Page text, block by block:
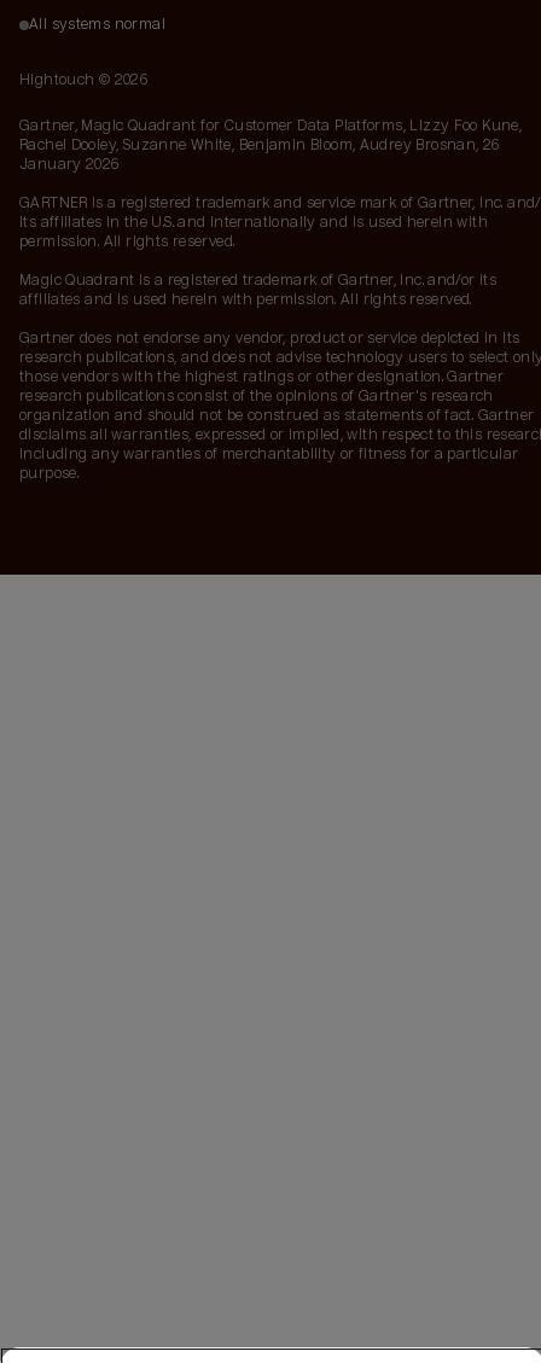
All systems normal
Hightouch © 2026
Gartner, Magic Quadrant for Customer Data Platforms, Lizzy Foo Kune,
Rachel Dooley, Suzanne White, Benjamin Bloom, Audrey Brosnan, 26
January 2026
GARTNER is a registered trademark and service mark of Gartner, Inc.
its affiliates in the U.S. and internationally and is used herein with
permission. All rights reserved.
Magic Quadrant is a registered trademark of Gartner, Inc. and/or its
affiliates and is used herein with permission. All rights reserved.
Gartner does not endorse any vendor, product or service depicted in its
research publications, and does not advise technology users to select
those vendors with the highest ratings or other designation. Gartner
research publications consist of the opinions of Gartner's research
organization and should not be construed as statements of fact. Gartner
disclaims all warranties, expressed or implied, with respect to this
including any warranties of merchantability or fitness for a particular
purpose.